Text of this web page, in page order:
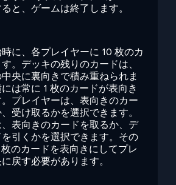
と、ゲームは終了します。
に、各プレイヤーに 10 枚のカ
。デッキの残りのカードは、
央に裏向きで積み重ねられま
は常に 1 枚のカードが表向き
プレイヤーは、表向きのカー
受け取るかを選択できます。
表向きのカードを取るか、デ
引くかを選択できます。その
のカードを表向きにしてプレ
戻す必要があります。